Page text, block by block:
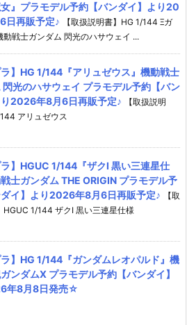
』プラモデル予約【バンダイ】より20
日再販予定♪
【取扱説明書】HG 1/144 Ξガ
動戦士ガンダム 閃光のハサウェイ ...
ラ】HG 1/144『アリュゼウス』機動戦士
閃光のハサウェイ プラモデル予約【バン
2026年8月6日再販予定♪
【取扱説明
アリュゼウス
ラ】HGUC 1/144『ザクI 黒い三連星仕
士ガンダム THE ORIGIN プラモデル予
イ】より2026年8月6日再販予定♪
【取
HGUC 1/144 ザクI 黒い三連星仕様
ラ】HG 1/144『ガンダムレオパルド』機
ンダムX プラモデル予約【バンダイ】
年8月8日発売☆